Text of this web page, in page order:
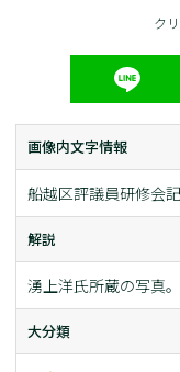
ク
画像内文字情報
船越区評議員研修会
解説
湧上洋氏所蔵の写真。
大分類